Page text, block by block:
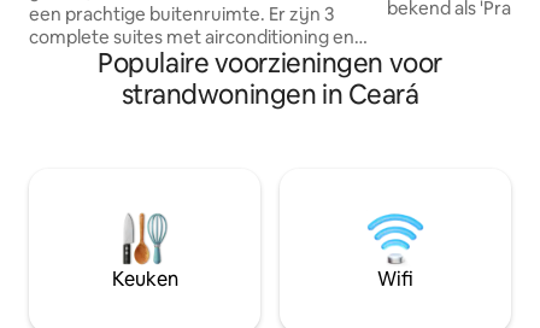
een prachtige buitenruimte. Er zijn 3
complete suites met airconditioning en 1
slaapbank. Het heeft een terras,
barbecue, speeltuin voor kinderen. Het
huis is super rustig, heeft een hek, een
Fortaleza en op 1 uur van Mossoró. Het
huis kijkt uit op de zee, drie minuten
lopen of door de straat rijden.
bekend als 'Praia
geïntegreerd,
(die je hier ook
aangename
ruim en gastvrij,
uitgerust,
blauw.
Populaire voorzieningen voor
strandwoningen in Ceará
Keuken Wifi